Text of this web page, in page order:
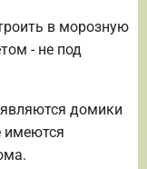
в морозную
- не под
домики
имеются